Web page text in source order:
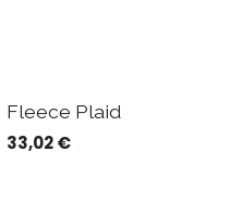
Fleece Plaid
33,02€